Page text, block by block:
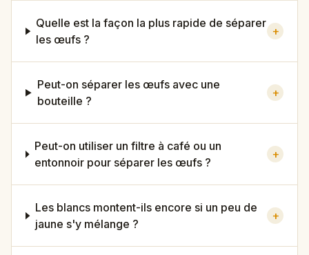
Quelle est la façon la plus rapide de séparer
les œufs ?
+
Peut-on séparer les œufs avec une
bouteille ?
+
Peut-on utiliser un filtre à café ou un
entonnoir pour séparer les œufs ?
+
Les blancs montent-ils encore si un peu de
jaune s'y mélange ?
+